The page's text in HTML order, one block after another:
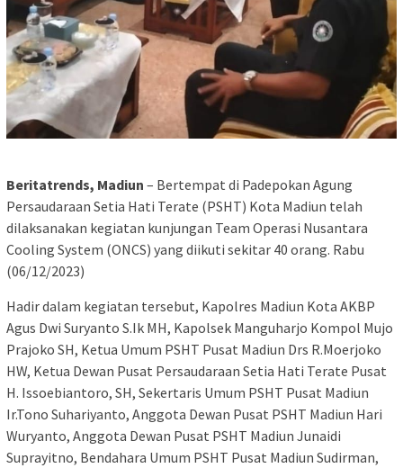
Beritatrends, Madiun – Bertempat di Padepokan Agung
Persaudaraan Setia Hati Terate (PSHT) Kota Madiun telah
dilaksanakan kegiatan kunjungan Team Operasi Nusantara
Cooling System (ONCS) yang diikuti sekitar 40 orang. Rabu
(06/12/2023)
Hadir dalam kegiatan tersebut, Kapolres Madiun Kota AKBP
Agus Dwi Suryanto S.Ik MH, Kapolsek Manguharjo Kompol Mujo
Prajoko SH, Ketua Umum PSHT Pusat Madiun Drs R.Moerjoko
HW, Ketua Dewan Pusat Persaudaraan Setia Hati Terate Pusat
H. Issoebiantoro, SH, Sekertaris Umum PSHT Pusat Madiun
Ir.Tono Suhariyanto, Anggota Dewan Pusat PSHT Madiun Hari
Wuryanto, Anggota Dewan Pusat PSHT Madiun Junaidi
Suprayitno, Bendahara Umum PSHT Pusat Madiun Sudirman,